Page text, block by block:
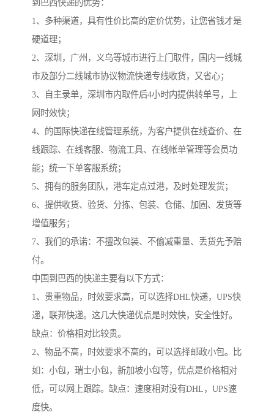
到巴西快递的优势：
1、多种渠道，具有性价比高的定价优势，让您省钱才是
硬道理；
2、深圳，广州，义乌等城市进行上门取件，国内一线城
市及部分二线城市协议物流快递专线收货，又省心；
3、自主录单，深圳市内取件后4小时内提供转单号，上
网时效快；
4、的国际快递在线管理系统，为客户提供在线查价、在
线跟踪、在线客服、物流工具、在线帐单管理等会员功
能；统一下单客服系统；
5、拥有的服务团队，港车定点过港，及时处理发货；
6、提供收货、验货、分拣、包装、仓储、加固、发货等
增值服务；
7、我们的承诺：不擅改包装、不偷减重量、丢货先予赔
付。
中国到巴西的快递主要有以下方式：
1、贵重物品，时效要求高，可以选择DHL快递，UPS快
递，联邦快递。这几大快递优点是时效快，安全性好。
缺点：价格相对比较贵。
2、物品不高，时效要求不高的，可以选择邮政小包。比
如：小包，瑞士小包，新加坡小包等，优点是价格相对
低，可以网上跟踪。缺点：速度相对没有DHL，UPS速
度快。